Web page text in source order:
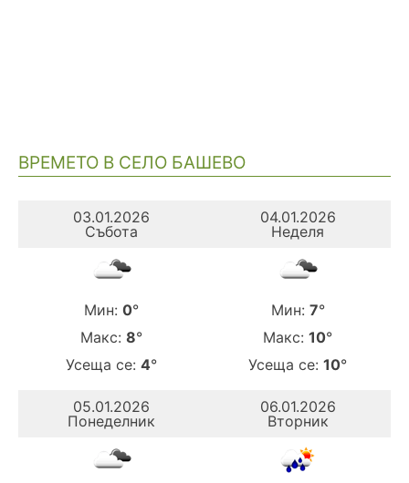
ВРЕМЕТО В СЕЛО БАШЕВО
03.01.2026
Събота
Мин: 0°
Макс: 8°
Усеща се: 4°
04.01.2026
Неделя
Мин: 7°
Макс: 10°
Усеща се: 10°
05.01.2026
Понеделник
06.01.2026
Вторник